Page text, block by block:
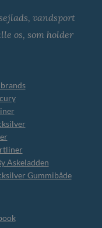
vandsport
os, som holder
Askeladden
Gummibåde